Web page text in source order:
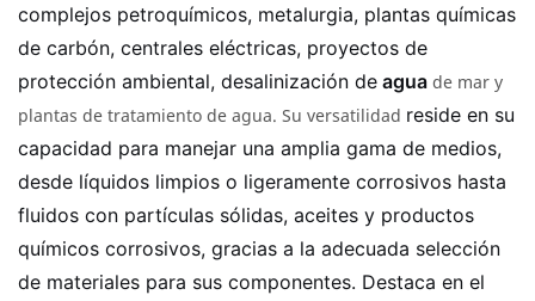
complejos petroquímicos, metalurgia, plantas químicas
de carbón, centrales eléctricas, proyectos de
protección ambiental, desalinización de agua de mar y
plantas de tratamiento de agua. Su versatilidad reside en su
capacidad para manejar una amplia gama de medios,
desde líquidos limpios o ligeramente corrosivos hasta
fluidos con partículas sólidas, aceites y productos
químicos corrosivos, gracias a la adecuada selección
de materiales para sus componentes. Destaca en el